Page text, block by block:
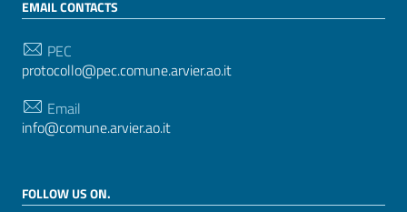
EMAIL CONTACTS
PEC
protocollo@pec.comune.arvier.ao.it
Email
info@comune.arvier.ao.it
FOLLOW US ON.